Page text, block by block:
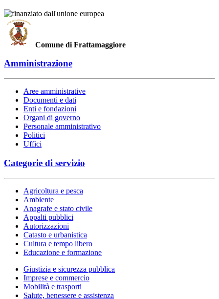
Comune di Frattamaggiore
Amministrazione
Aree amministrative
Documenti e dati
Enti e fondazioni
Organi di governo
Personale amministrativo
Politici
Uffici
Categorie di servizio
Agricoltura e pesca
Ambiente
Anagrafe e stato civile
Appalti pubblici
Autorizzazioni
Catasto e urbanistica
Cultura e tempo libero
Educazione e formazione
Giustizia e sicurezza pubblica
Imprese e commercio
Mobilità e trasporti
Salute, benessere e assistenza